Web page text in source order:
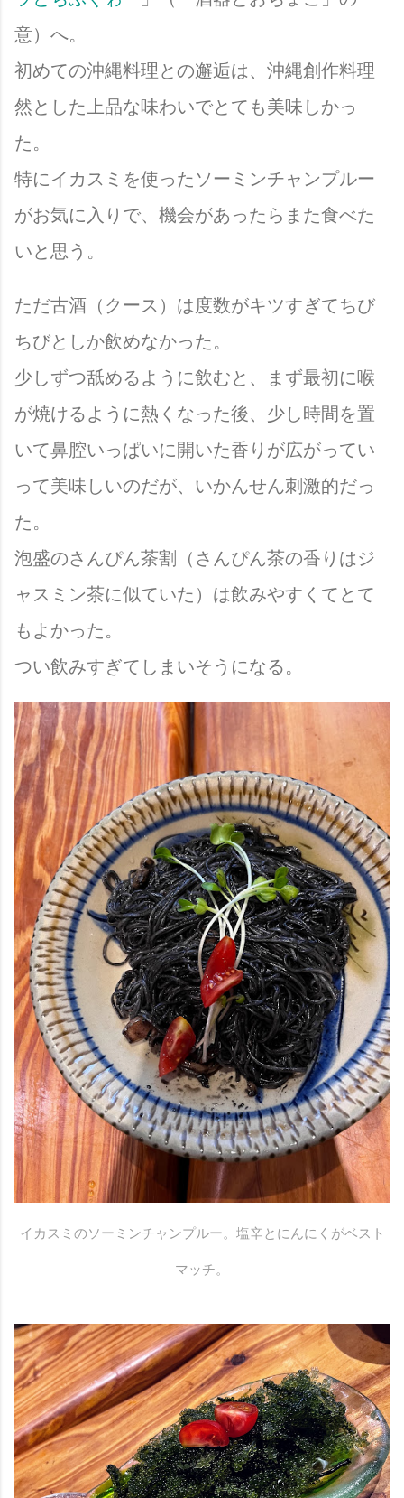
意）へ。
初めての沖縄料理との邂逅は、沖縄創作料理
然とした上品な味わいでとても美味しかっ
た。
特にイカスミを使ったソーミンチャンプルー
がお気に入りで、機会があったらまた食べた
いと思う。
ただ古酒（クース）は度数がキツすぎてちび
ちびとしか飲めなかった。
少しずつ舐めるように飲むと、まず最初に喉
が焼けるように熱くなった後、少し時間を置
いて鼻腔いっぱいに開いた香りが広がってい
って美味しいのだが、いかんせん刺激的だっ
た。
泡盛のさんぴん茶割（さんぴん茶の香りはジ
ャスミン茶に似ていた）は飲みやすくてとて
もよかった。
つい飲みすぎてしまいそうになる。
イカスミのソーミンチャンプルー。塩辛とにんにくがベスト
マッチ。